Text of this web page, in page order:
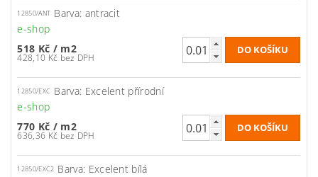
12850/ANT Barva: antracit
e-shop
518 Kč / m2
428,10 Kč bez DPH
12850/EXC Barva: Excelent přírodní
e-shop
770 Kč / m2
636,36 Kč bez DPH
12850/EXC2 Barva: Excelent bílá